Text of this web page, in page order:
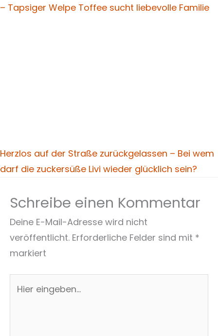
– Tapsiger Welpe Toffee sucht liebevolle Familie
Herzlos auf der Straße zurückgelassen – Bei wem
darf die zuckersüße Livi wieder glücklich sein?
Schreibe einen Kommentar
Deine E-Mail-Adresse wird nicht
veröffentlicht. Erforderliche Felder sind mit *
markiert
eingeben…